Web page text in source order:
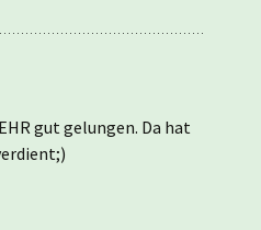
gut gelungen. Da hat